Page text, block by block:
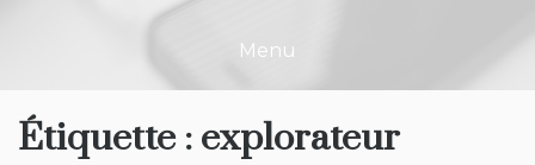
Menu
Étiquette : explorateur